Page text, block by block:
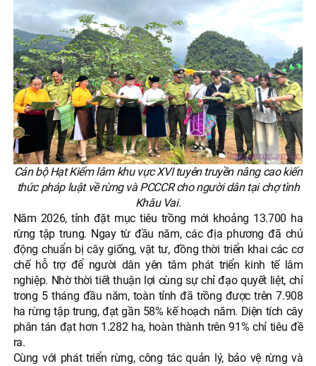
Cán bộ Hạt Kiểm lâm khu vực XVI tuyên truyền nâng cao kiến
thức pháp luật về rừng và PCCCR cho người dân tại chợ tình
Khâu Vai.
Năm 2026, tỉnh đặt mục tiêu trồng mới khoảng 13.700 ha
rừng tập trung. Ngay từ đầu năm, các địa phương đã chủ
động chuẩn bị cây giống, vật tư, đồng thời triển khai các cơ
chế hỗ trợ để người dân yên tâm phát triển kinh tế lâm
nghiệp. Nhờ thời tiết thuận lợi cùng sự chỉ đạo quyết liệt, chỉ
trong 5 tháng đầu năm, toàn tỉnh đã trồng được trên 7.908
ha rừng tập trung, đạt gần 58% kế hoạch năm. Diện tích cây
phân tán đạt hơn 1.282 ha, hoàn thành trên 91% chỉ tiêu đề
ra.
Cùng với phát triển rừng, công tác quản lý, bảo vệ rừng và